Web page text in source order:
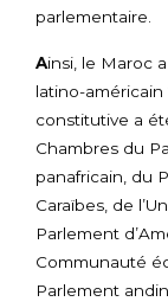
parlementaire.
Ainsi, le Maroc
latino-américain
constitutive a
Chambres du
panafricain, du
Caraïbes, de
Parlement
Communauté
Parlement